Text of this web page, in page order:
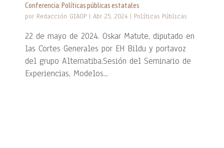
Conferencia: Políticas públicas estatales
por Redacción GIAOP |Abr 25, 2024 | Políticas Públicas
22 de mayo de 2024. Oskar Matute, diputado en
las Cortes Generales por EH Bildu y portavoz
del grupo Alternatiba.Sesión del Seminario de
Experiencias, Modelos...